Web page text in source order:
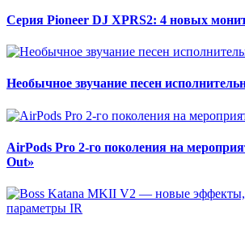
Серия Pioneer DJ XPRS2: 4 новых
Необычное звучание песен
AirPods Pro 2-го поколения на
Out»